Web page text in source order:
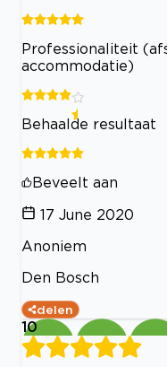
Professionaliteit
accommodatie)
Behaalde resultaat
Beveelt aan
17 June 2020
Anoniem
Den Bosch
delen
10